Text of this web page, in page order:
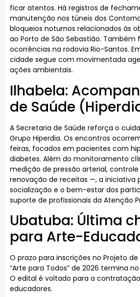
ficar atentos. Há registros de
manutenção nos túneis dos
bloqueios noturnos relacionados às
ao Porto de São Sebastião. Também
ocorrências na rodovia Rio-Santos.
cidade segue com movimentada
ações ambientais.
Ilhabela:
de Saúde
A Secretaria de Saúde reforça o
Grupo Hiperdia. Os encontros
feiras, focados em pacientes com
diabetes. Além do monitoramento
medição de pressão arterial,
renovação de receitas —, a iniciativa
socialização e o bem-estar dos
suporte de profissionais da Atenção
Ubatuba: Última
para Arte-
O prazo para inscrições no Projeto
“Arte para Todos” de 2026 termina
O edital é voltado para a
educadores.